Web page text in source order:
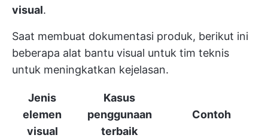
visual.
Saat membuat dokumentasi produk, berikut ini
beberapa alat bantu visual untuk tim teknis
untuk meningkatkan kejelasan.
Jenis
elemen
visual
Kasus
penggunaan
terbaik
Contoh